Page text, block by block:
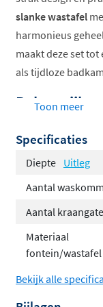
slanke wastafel
harmonieus
maakt deze set
als tijdloze
Slanke,
Verkrijgbaar
quartz
Inclusief
bijpassende
Met of
Toon meer
Specificaties
Diepte Uitleg
Aantal
Aantal
Materiaal
fontein/wastafel
Bekijk alle